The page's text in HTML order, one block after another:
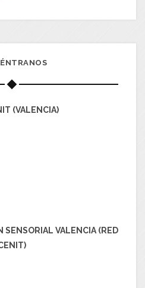
(VALENCIA)
SENSORIAL VALENCIA (RED